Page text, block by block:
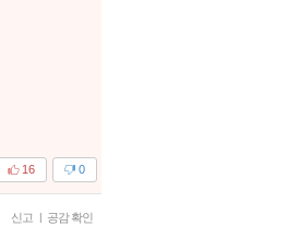
0
16
신고 | 공감 확인